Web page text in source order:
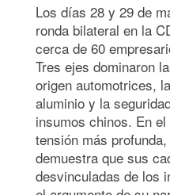
Los días 28 y 29 de
ronda bilateral en la
cerca de 60
Tres ejes dominaron
origen automotrices,
aluminio y la
insumos chinos. En
tensión más
demuestra que sus
desvinculadas de los